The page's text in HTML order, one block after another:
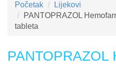
Početak
Lijekovi
PANTOPRAZOL
tableta
PANTOPRAZOL